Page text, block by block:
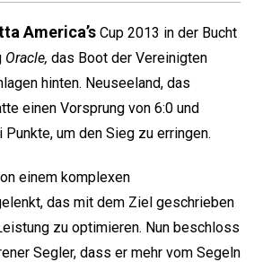
America’s Cup 2013 in der Bucht
Oracle, das Boot der Vereinigten
hinten. Neuseeland, das
einen Vorsprung von 6:0 und
Punkte, um den Sieg zu erringen.
einem komplexen
das mit dem Ziel geschrieben
zu optimieren. Nun beschloss
Segler, dass er mehr vom Segeln